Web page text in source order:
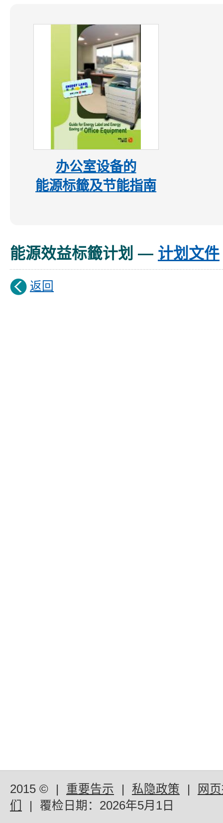
办公室设备的
能源标籤及节能指南
能源效益标籤计划 — 计划文件
返回
2015 © | 重要告示 | 私隐政策 |
网
们
| 覆检日期： 2026年5月1日